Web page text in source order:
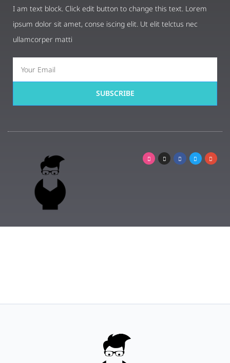
I am text block. Click edit button to change this text. Lorem
ipsum dolor sit amet, conse iscing elit. Ut elit telctus nec
ullamcorper matti
SUBSCRIBE